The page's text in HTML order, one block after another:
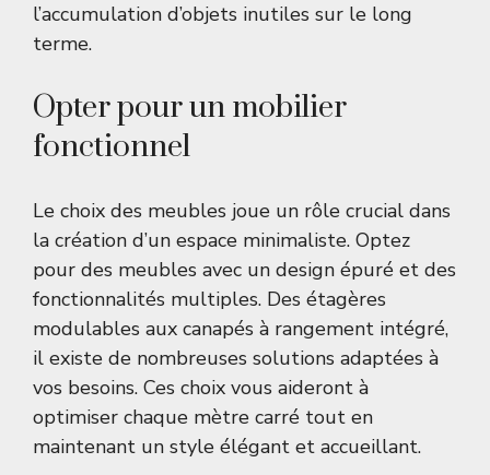
l’accumulation d’objets inutiles sur le long
terme.
Opter pour un mobilier
fonctionnel
Le choix des meubles joue un rôle crucial dans
la création d’un espace minimaliste. Optez
pour des meubles avec un design épuré et des
fonctionnalités multiples. Des étagères
modulables aux canapés à rangement intégré,
il existe de nombreuses solutions adaptées à
vos besoins. Ces choix vous aideront à
optimiser chaque mètre carré tout en
maintenant un style élégant et accueillant.